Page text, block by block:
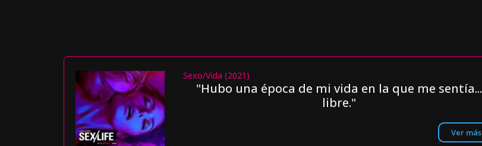
Sexo/Vida (2021)
"Hubo una época de mi vida en la que me sentía...
libre."
Ver más